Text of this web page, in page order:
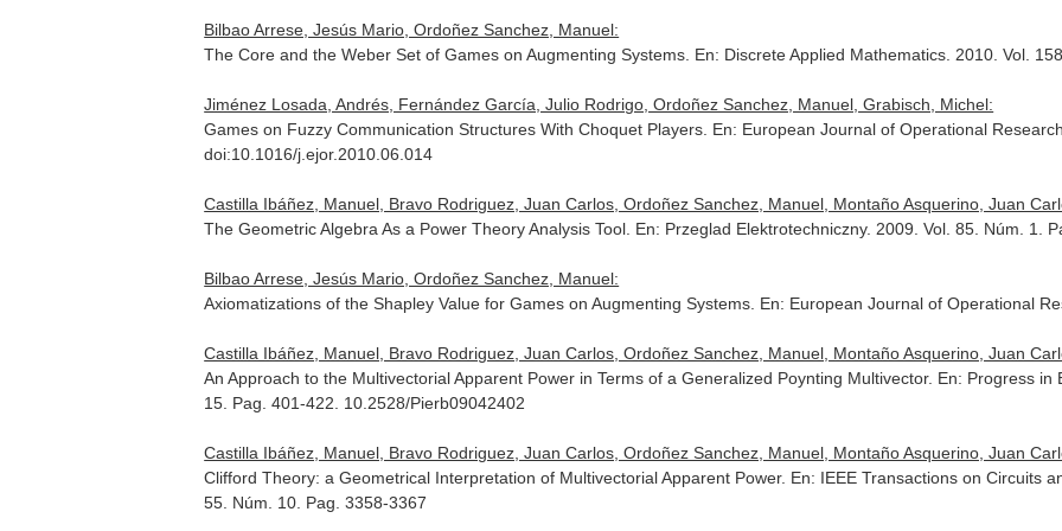
Bilbao Arrese, Jesús Mario, Ordoñez Sanchez, Manuel:
The Core and the Weber Set of Games on Augmenting Systems. En: Discrete Applied Mathematics . 2010. Vol.
Jiménez Losada, Andrés, Fernández García, Julio Rodrigo, Ordoñez Sanchez, Manuel, Grabisch, Michel:
Games on Fuzzy Communication Structures With Choquet Players. En: European Journal of Operational
doi:10.1016/j.ejor.2010.06.014
Castilla Ibáñez, Manuel, Bravo Rodriguez, Juan Carlos, Ordoñez Sanchez, Manuel, Montaño Asquerino, Juan
The Geometric Algebra As a Power Theory Analysis Tool. En: Przeglad Elektrotechniczny. 2009. Vol. 85. Núm. 1.
Bilbao Arrese, Jesús Mario, Ordoñez Sanchez, Manuel:
Axiomatizations of the Shapley Value for Games on Augmenting Systems. En: European Journal of Operational
Castilla Ibáñez, Manuel, Bravo Rodriguez, Juan Carlos, Ordoñez Sanchez, Manuel, Montaño Asquerino, Juan
An Approach to the Multivectorial Apparent Power in Terms of a Generalized Poynting Multivector. En: Progress in
15. Pag. 401-422. 10.2528/Pierb09042402
Castilla Ibáñez, Manuel, Bravo Rodriguez, Juan Carlos, Ordoñez Sanchez, Manuel, Montaño Asquerino, Juan
Clifford Theory: a Geometrical Interpretation of Multivectorial Apparent Power. En: IEEE Transactions on Circuits
55. Núm. 10. Pag. 3358-3367